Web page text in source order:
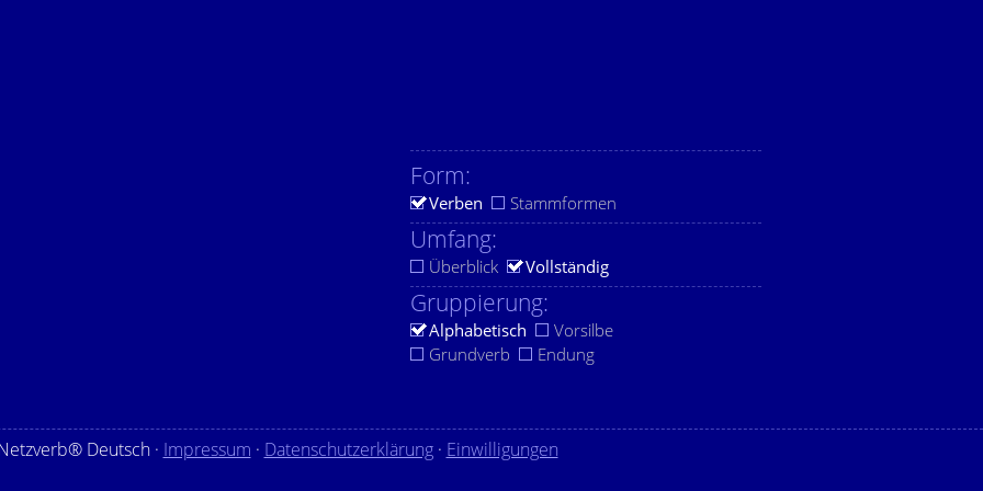
Form:
Verben Stammformen
Umfang:
Überblick Vollständig
Gruppierung:
Alphabetisch
Vorsilbe
Grundverb
Endung
Deutsch · Impressum · Datenschutzerklärung· Einwilligungen